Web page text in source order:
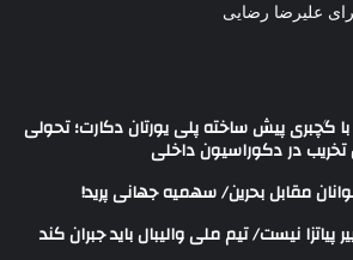
علیرضا رضایی
با گچبری پیش ساخته پلی یورتان دکارت؛ تحولی
در دکوراسیون داخلی
مقابل بحرین/ سهمیه جهانی پرید!
پیاتزا نیست/ تیم ملی والیبال باید جبران کند